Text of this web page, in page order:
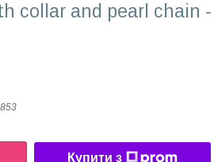
collar and pearl chain -
Купити з